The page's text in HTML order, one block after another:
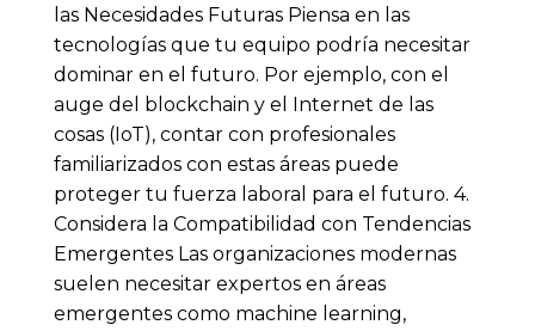
las Necesidades Futuras Piensa en las
tecnologías que tu equipo podría necesitar
dominar en el futuro. Por ejemplo, con el
auge del blockchain y el Internet de las
cosas (IoT), contar con profesionales
familiarizados con estas áreas puede
proteger tu fuerza laboral para el futuro. 4.
Considera la Compatibilidad con Tendencias
Emergentes Las organizaciones modernas
suelen necesitar expertos en áreas
emergentes como machine learning,